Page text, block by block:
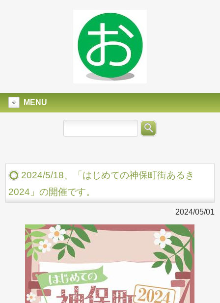
MENU
2024/5/18、「はじめての神保町街あるき
2024」の開催です。
2024/05/01